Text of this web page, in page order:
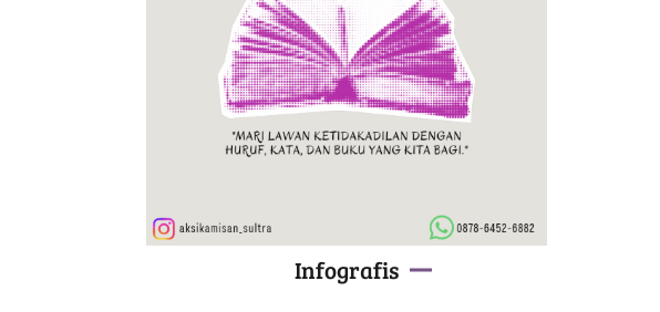
Infografis